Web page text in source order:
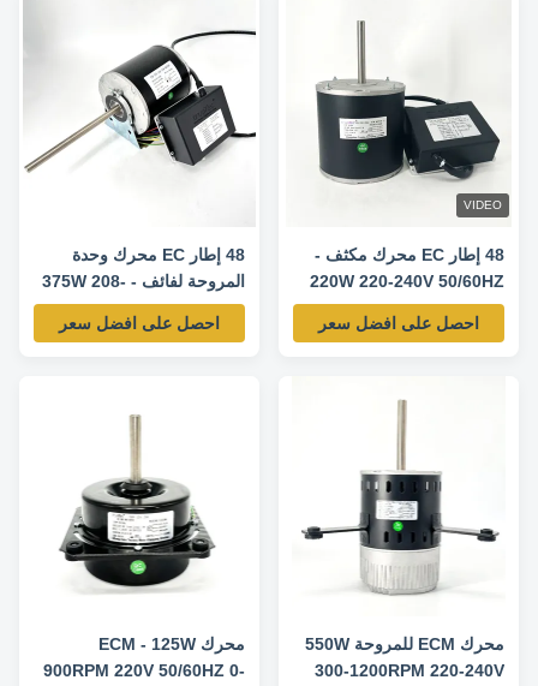
VIDEO
48 إطار EC محرك مكثف -
220W 220-240V 50/60HZ
770RPM
احصل على افضل سعر
48 إطار EC محرك وحدة
المروحة لفائف - 375W 208-
230V 50/60HZ 500-
2400RPM
احصل على افضل سعر
محرك ECM للمروحة 550W
300-1200RPM 220-240V
محرك ECM - 125W
900RPM 220V 50/60HZ 0-